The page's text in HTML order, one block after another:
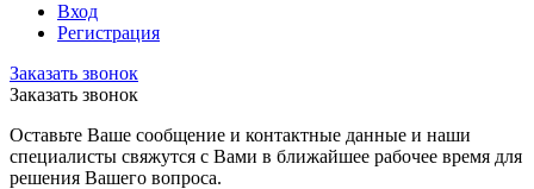
Вход
Регистрация
Заказать звонок
Заказать звонок
Оставьте Ваше сообщение и контактные данные и наши
специалисты свяжутся с Вами в ближайшее рабочее время для
решения Вашего вопроса.